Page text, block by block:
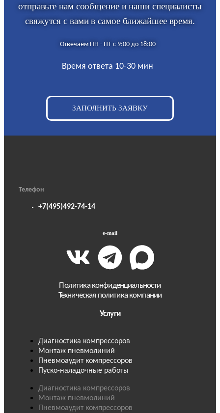
отправьте нам сообщение и наши специалисты
свяжутся с вами в самое ближайшее время.
Отвечаем ПН - ПТ с 9:00 до 18:00
Время ответа 10-30 мин
ЗАПОЛНИТЬ ЗАЯВКУ
Телефон
+7(495)492-74-14
e-mail
Политика конфиденциальности
Техническая политика компании
Услуги
Диагностика компрессоров
Монтаж пневмолиний
Пневмоаудит компрессоров
Пуско-наладочные работы
Диагностика компрессоров
Монтаж пневмолиний
Пневмоаудит компрессоров